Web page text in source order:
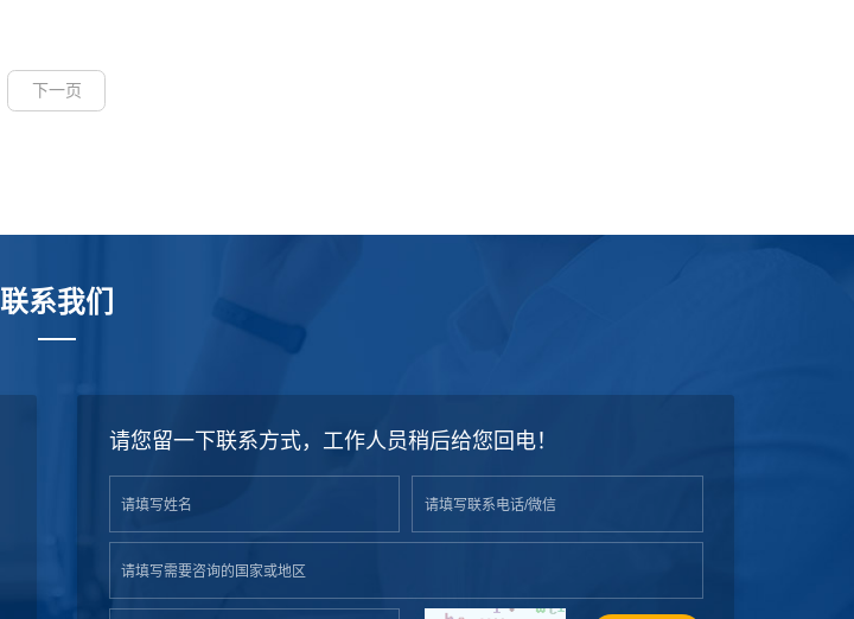
下一页
联系我们
请您留一下联系方式，工作人员稍后给您回电！